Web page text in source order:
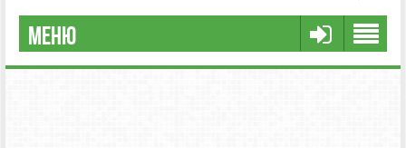
МЕНЮ
РЕГИСТРАЦИЯ